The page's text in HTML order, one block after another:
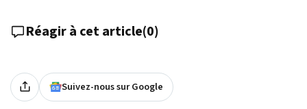
Réagir à cet article(0)
Suivez-nous sur Google